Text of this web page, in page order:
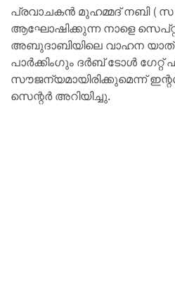
പ്രവാചകൻ മുഹമ്മദ് നബി (സ)
ആഘോഷിക്കുന്ന നാളെ
അബുദാബിയിലെ വാഹന
പാർക്കിംഗും ദർബ് ടോൾ ഗേറ്റ്
സൗജന്യമായിരിക്കുമെന്ന്
സെന്റർ അറിയിച്ചു.